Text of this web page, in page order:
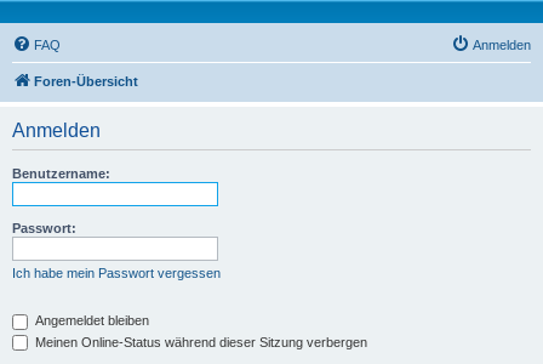
FAQ Anmelden
Foren-Übersicht
Anmelden
Benutzername:
Passwort:
Ich habe mein Passwort vergessen
Angemeldet bleiben
Meinen Online-Status während dieser Sitzung verbergen